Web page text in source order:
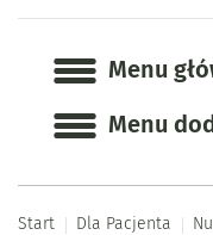
MenuMenu
Menu
Start Dla Pacjenta